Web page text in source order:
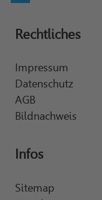
Rechtliches
Impressum
Datenschutz
AGB
Bildnachweis
Infos
Sitemap